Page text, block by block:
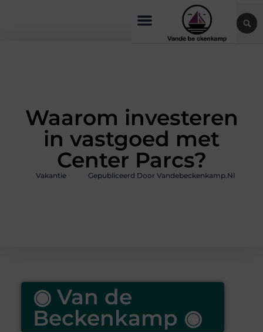
Waarom investeren
in vastgoed met
Center Parcs?
Vakantie Gepubliceerd Door Vandebeckenkamp.nl
◉ Van de
Beckenkamp ◉